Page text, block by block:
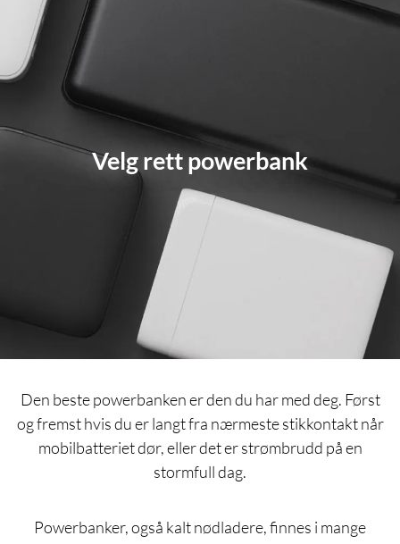
Velg rett powerbank
Den beste powerbanken er den du har med deg. Først
og fremst hvis du er langt fra nærmeste stikkontakt når
mobilbatteriet dør, eller det er strømbrudd på en
stormfull dag.
Powerbanker, også kalt nødladere, finnes i mange